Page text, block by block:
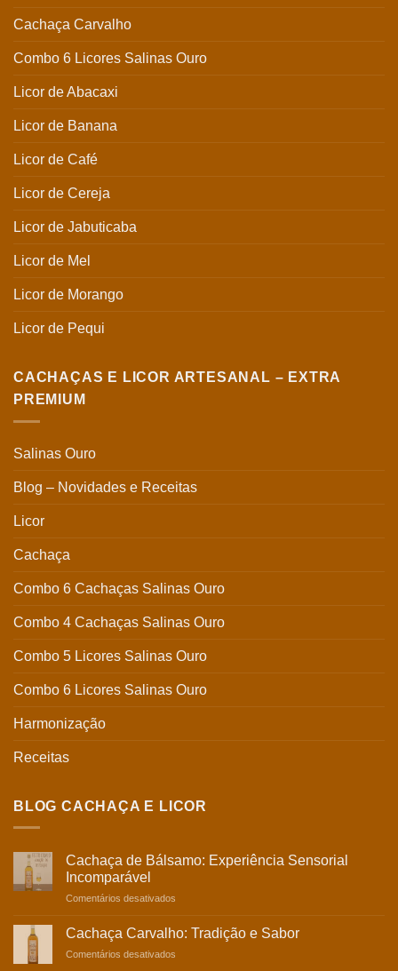
Cachaça Carvalho
Combo 6 Licores Salinas Ouro
Licor de Abacaxi
Licor de Banana
Licor de Café
Licor de Cereja
Licor de Jabuticaba
Licor de Mel
Licor de Morango
Licor de Pequi
CACHAÇAS E LICOR ARTESANAL – EXTRA
PREMIUM
Salinas Ouro
Blog – Novidades e Receitas
Licor
Cachaça
Combo 6 Cachaças Salinas Ouro
Combo 4 Cachaças Salinas Ouro
Combo 5 Licores Salinas Ouro
Combo 6 Licores Salinas Ouro
Harmonização
Receitas
BLOG CACHAÇA E LICOR
Cachaça de Bálsamo: Experiência Sensorial
Incomparável
Comentários desativados
Cachaça Carvalho: Tradição e Sabor
Comentários desativados